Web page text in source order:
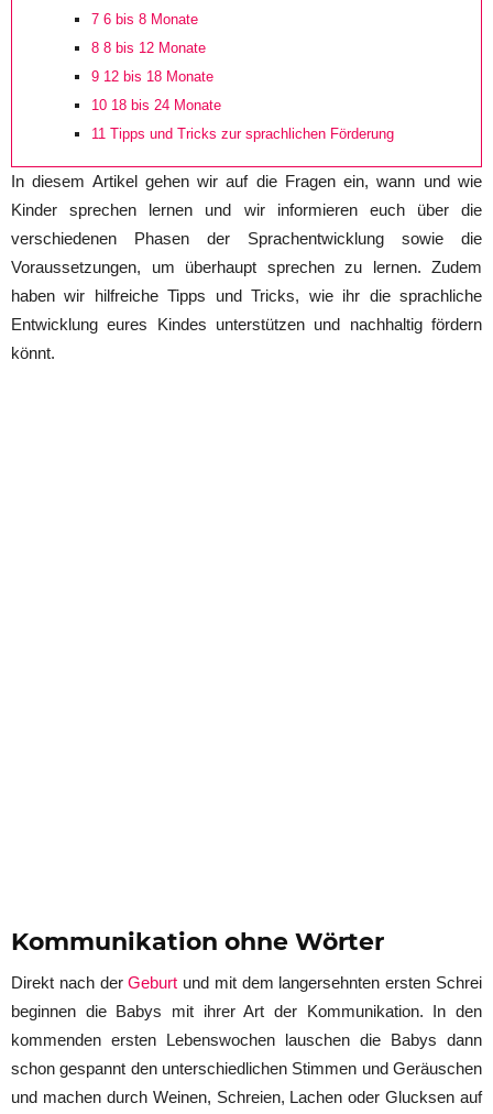
7 6 bis 8 Monate
8 8 bis 12 Monate
9 12 bis 18 Monate
10 18 bis 24 Monate
11 Tipps und Tricks zur sprachlichen Förderung
In diesem Artikel gehen wir auf die Fragen ein, wann und wie
Kinder sprechen lernen und wir informieren euch über die
verschiedenen Phasen der Sprachentwicklung sowie die
Voraussetzungen, um überhaupt sprechen zu lernen. Zudem
haben wir hilfreiche Tipps und Tricks, wie ihr die sprachliche
Entwicklung eures Kindes unterstützen und nachhaltig fördern
könnt.
Kommunikation ohne Wörter
Direkt nach derGeburt und mit dem langersehnten ersten Schrei
beginnen die Babys mit ihrer Art der Kommunikation. In den
kommenden ersten Lebenswochen lauschen die Babys dann
schon gespannt den unterschiedlichen Stimmen und Geräuschen
und machen durch Weinen, Schreien, Lachen oder Glucksen auf